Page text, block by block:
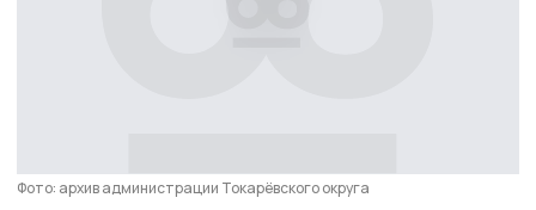
Фото: архив администрации Токарёвского округа